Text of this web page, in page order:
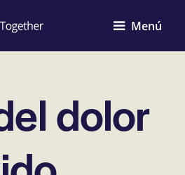
Menú
dolor